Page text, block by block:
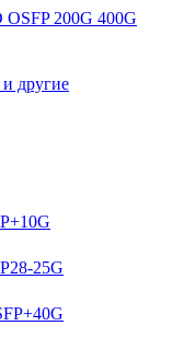
200G 400G
другие
25G